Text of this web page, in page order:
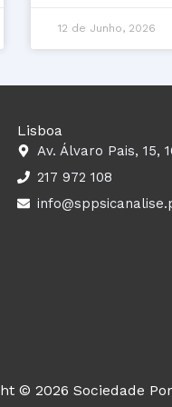
12 de Junho, 2026
Lisboa
Av. Álvaro Pais, 15,
217 972 108
© 2026 Sociedade